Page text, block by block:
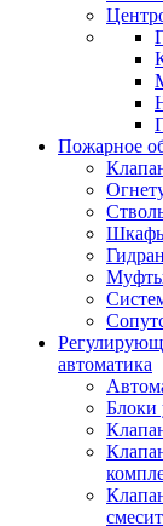
Пожарное
Муфты
автоматика
Блоки